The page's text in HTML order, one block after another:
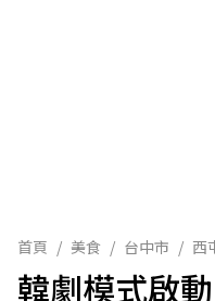
首頁 / 美食 / 台中市 / 西
韓劇模式啟